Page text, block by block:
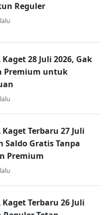
Reguler
28 Juli 2026, Gak
Premium untuk
Terbaru 27 Juli
Saldo Gratis Tanpa
Premium
Terbaru 26 Juli